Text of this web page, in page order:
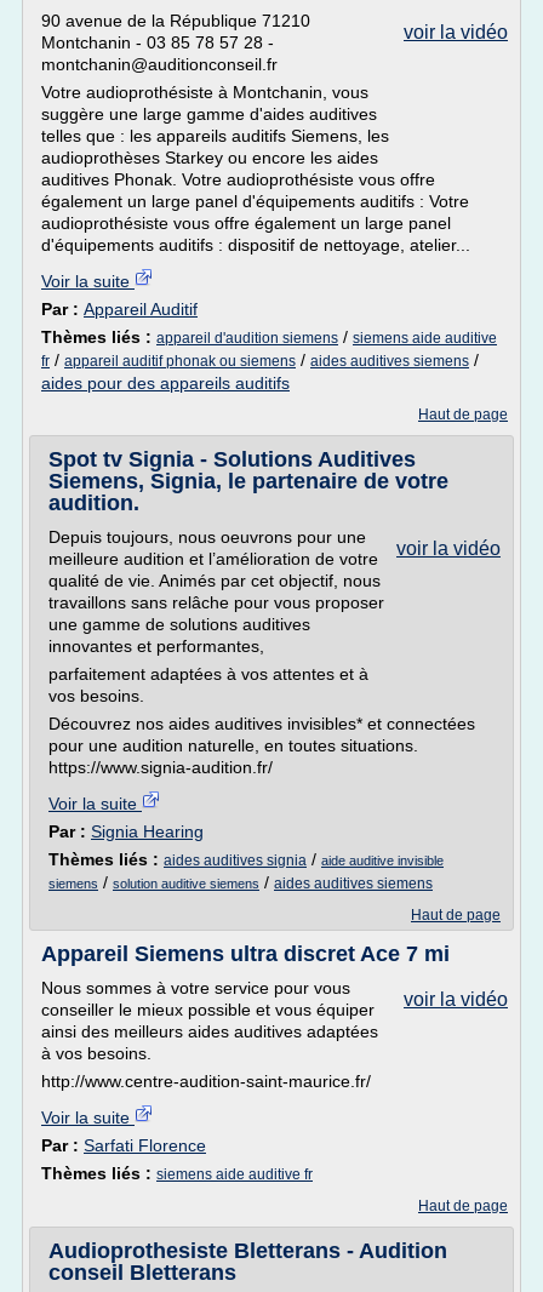
voir la vidéo
90 avenue de la République 71210
Montchanin - 03 85 78 57 28 -
montchanin@auditionconseil.fr
Votre audioprothésiste à Montchanin, vous
suggère une large gamme d'aides auditives
telles que : les appareils auditifs Siemens, les
audioprothèses Starkey ou encore les aides
auditives Phonak. Votre audioprothésiste vous offre
également un large panel d'équipements auditifs : Votre
audioprothésiste vous offre également un large panel
d'équipements auditifs : dispositif de nettoyage, atelier...
Voir la suite
Par : Appareil Auditif
Thèmes liés : appareil d'audition siemens / siemens aide auditive
fr / appareil auditif phonak ou siemens / aides auditives siemens /
aides pour des appareils auditifs
Haut de page
Spot tv Signia - Solutions Auditives
Siemens, Signia, le partenaire de votre
audition.
voir la vidéo
Depuis toujours, nous oeuvrons pour une
meilleure audition et l’amélioration de votre
qualité de vie. Animés par cet objectif, nous
travaillons sans relâche pour vous proposer
une gamme de solutions auditives
innovantes et performantes,
parfaitement adaptées à vos attentes et à
vos besoins.
Découvrez nos aides auditives invisibles* et connectées
pour une audition naturelle, en toutes situations.
https://www.signia-audition.fr/
Voir la suite
Par : Signia Hearing
Thèmes liés : aides auditives signia / aide auditive invisible
siemens / solution auditive siemens / aides auditives siemens
Haut de page
Appareil Siemens ultra discret Ace 7 mi
voir la vidéo
Nous sommes à votre service pour vous
conseiller le mieux possible et vous équiper
ainsi des meilleurs aides auditives adaptées
à vos besoins.
http://www.centre-audition-saint-maurice.fr/
Voir la suite
Par : Sarfati Florence
Thèmes liés : siemens aide auditive fr
Haut de page
Audioprothesiste Bletterans - Audition
conseil Bletterans